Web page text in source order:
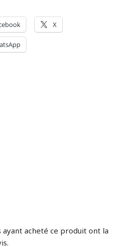
X
ayant acheté ce produit ont la